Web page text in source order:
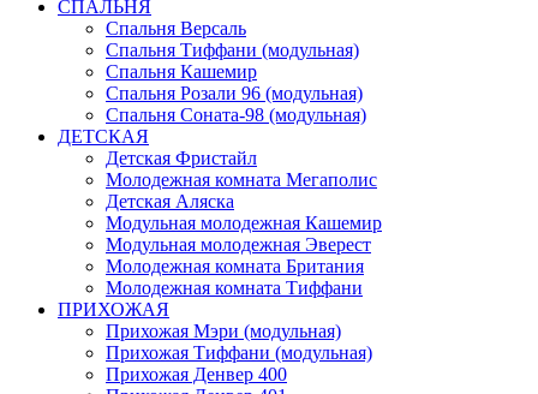
СПАЛЬНЯ
Спальня Версаль
Спальня Тиффани (модульная)
Спальня Кашемир
Спальня Розали 96 (модульная)
Спальня Соната-98 (модульная)
ДЕТСКАЯ
Детская Фристайл
Молодежная комната Мегаполис
Детская Аляска
Модульная молодежная Кашемир
Модульная молодежная Эверест
Молодежная комната Британия
Молодежная комната Тиффани
ПРИХОЖАЯ
Прихожая Мэри (модульная)
Прихожая Тиффани (модульная)
Прихожая Денвер 400